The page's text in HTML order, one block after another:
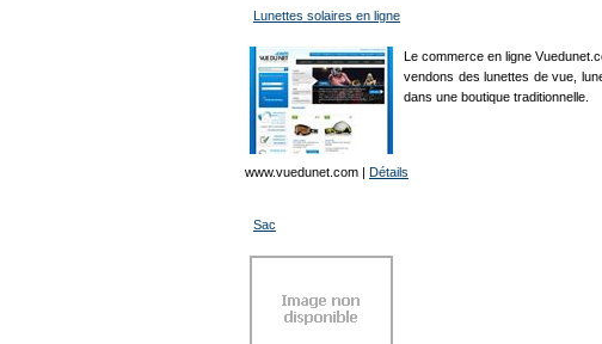
Lunettes solaires en ligne
Le commerce en ligne
vendons des lunettes de vue,
dans une boutique traditionnelle.
www.vuedunet.com | Détails
Sac